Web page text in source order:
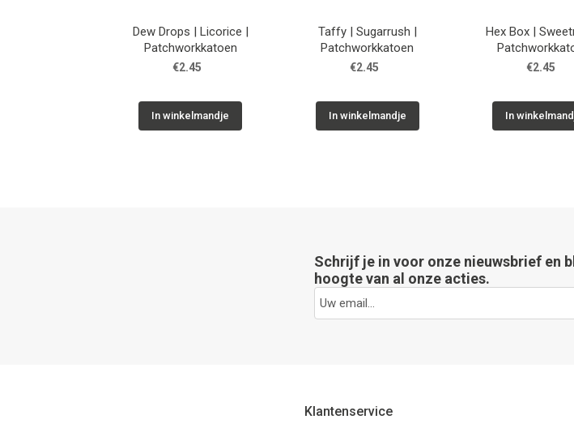
Dew Drops | Licorice |
Patchworkkatoen
€2.45
In winkelmandje
Taffy | Sugarrush |
Patchworkkatoen
€2.45
In winkelmandje
Hex Box |
€2.45
In
Schrijf je in voor onze nieuwsbrief en
hoogte van al onze acties.
Klantenservice